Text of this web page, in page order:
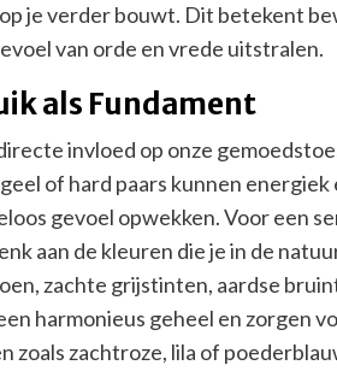
je verder bouwt. Dit betekent
van orde en vrede uitstralen.
als Fundament
invloed op onze
of hard paars kunnen
gevoel opwekken. Voor een
aan de kleuren die je in de
zachte grijstinten, aardse
harmonieus geheel en zorgen
zoals zachtroze, lila of